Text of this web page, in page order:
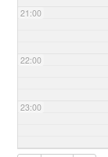
21:00
22:00
23:00